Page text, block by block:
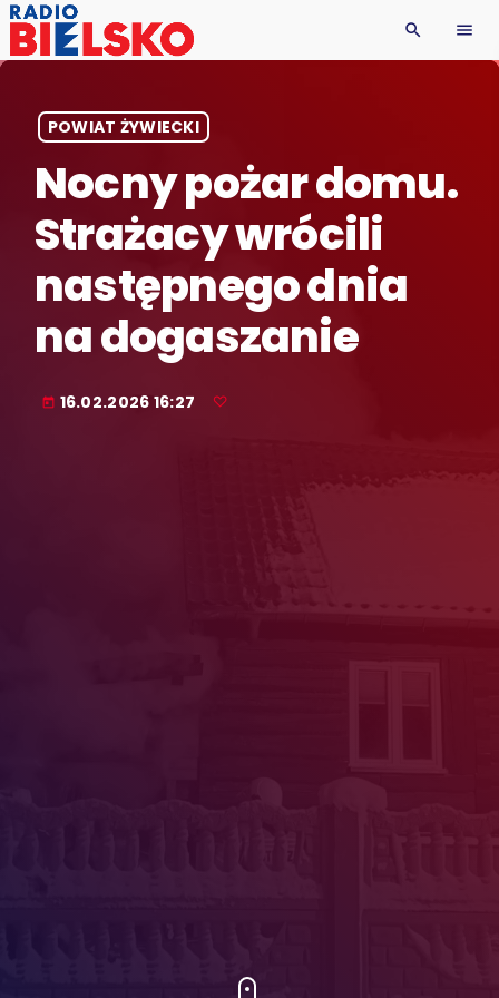
search menu
POWIAT ŻYWIECKI
Nocny pożar domu.
Strażacy wrócili
następnego dnia
na dogaszanie
today 16.02.2026 16:27